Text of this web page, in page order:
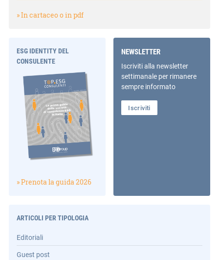
» In cartaceo o in pdf
ESG IDENTITY DEL
CONSULENTE
» Prenota la guida 2026
NEWSLETTER
Iscriviti alla newsletter
settimanale per rimanere
sempre informato
Iscriviti
ARTICOLI PER TIPOLOGIA
Editoriali
Guest post